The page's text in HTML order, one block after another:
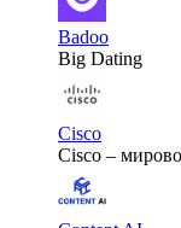
Badoo
Big Dating
Cisco
Cisco –